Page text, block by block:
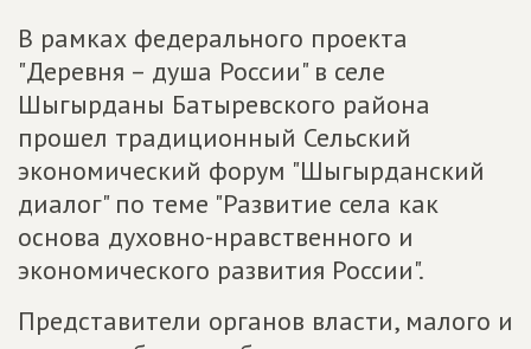
В рамках федерального проекта
"Деревня – душа России" в селе
Шыгырданы Батыревского района
прошел традиционный Сельский
экономический форум "Шыгырданский
диалог" по теме "Развитие села как
основа духовно-нравственного и
экономического развития России".
Представители органов власти, малого и